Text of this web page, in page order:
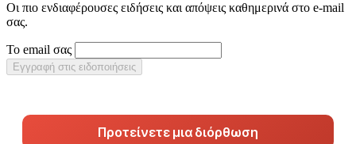
Οι πιο ενδιαφέρουσες ειδήσεις και απόψεις καθημερινά στο e-mail
σας.
Το email σας
Εγγραφή στις ειδοποιήσεις
Προτείνετε μια διόρθωση